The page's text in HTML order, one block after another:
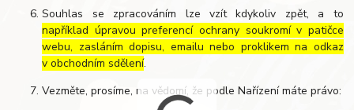
Souhlas se zpracováním lze vzít kdykoliv zpět, a to
například úpravou preferencí ochrany soukromí v patičce
webu, zasláním dopisu, emailu nebo proklikem na odkaz
v obchodním sdělení.
Vezměte, prosíme, na vědomí, že podle Nařízení máte právo: